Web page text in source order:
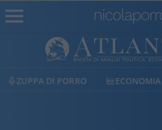
ECONOMIA LIBERILIBRI